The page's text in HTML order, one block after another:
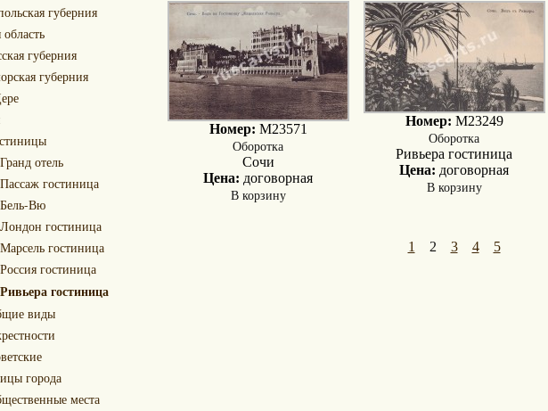
губерния
губерния
губерния
Гранд отель
Пассаж гостиница
Бель-Вю
Лондон гостиница
Марсель гостиница
Россия гостиница
Ривьера гостиница
виды
города
места
Номер: M23571
Оборотка
Сочи
Цена: договорная
В корзину
Номер: M23249
Оборотка
Ривьера гостиница
Цена: договорная
В корзину
1 2 3 4 5